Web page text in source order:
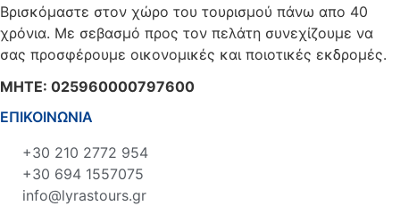
Βρισκόμαστε στον χώρο του τουρισμού πάνω απο 40
χρόνια. Με σεβασμό προς τον πελάτη συνεχίζουμε να
σας προσφέρουμε οικονομικές και ποιοτικές εκδρομές.
ΜΗΤΕ: 025960000797600
ΕΠΙΚΟΙΝΩΝΙΑ
+30 210 2772 954
+30 694 1557075
info@lyrastours.gr